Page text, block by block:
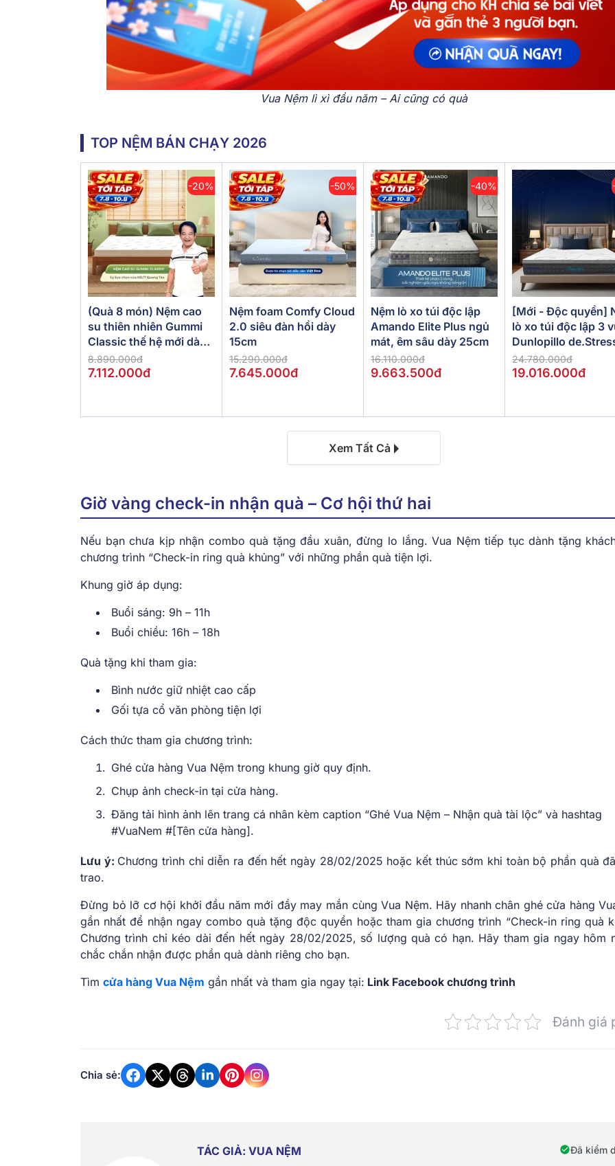
Vua Nệm lì xì đầu năm – Ai cũng có quà
TOP NỆM BÁN CHẠY 2026
-20%
(Quà 8 món) Nệm cao
su thiên nhiên Gummi
Classic thế hệ mới dày
5/10/15cm
8.890.000đ
7.112.000đ
-50%
Nệm foam Comfy Cloud
2.0 siêu đàn hồi dày
15cm
15.290.000đ
7.645.000đ
-40%
Nệm lò xo túi độc lập
Amando Elite Plus ngủ
mát, êm sâu dày 25cm
16.110.000đ
9.663.500đ
[Mới - Độc quyền]
lò xo túi độc lập 3
Dunlopillo
Powerful
24.780.000đ
19.016.000đ
Xem Tất Cả
Giờ vàng check-in nhận quà – Cơ hội thứ hai
Nếu bạn chưa kịp nhận combo quà tặng đầu xuân, đừng lo lắng. Vua Nệm tiếp tục dành tặng
chương trình “Check-in ring quà khủng” với những phần quà tiện lợi.
Khung giờ áp dụng:
Buổi sáng: 9h – 11h
Buổi chiều: 16h – 18h
Quà tặng khi tham gia:
Bình nước giữ nhiệt cao cấp
Gối tựa cổ văn phòng tiện lợi
Cách thức tham gia chương trình:
Ghé cửa hàng Vua Nệm trong khung giờ quy định.
Chụp ảnh check-in tại cửa hàng.
Đăng tải hình ảnh lên trang cá nhân kèm caption “Ghé Vua Nệm – Nhận quà tài lộc” và hashtag
#VuaNem #[Tên cửa hàng].
Lưu ý: Chương trình chỉ diễn ra đến hết ngày 28/02/2025 hoặc kết thúc sớm khi toàn bộ phần quà
trao.
Đừng bỏ lỡ cơ hội khởi đầu năm mới đầy may mắn cùng Vua Nệm. Hãy nhanh chân ghé cửa hàng
gần nhất để nhận ngay combo quà tặng độc quyền hoặc tham gia chương trình “Check-in ring quà
Chương trình chỉ kéo dài đến hết ngày 28/02/2025, số lượng quà có hạn. Hãy tham gia ngay hôm
chắc chắn nhận được phần quà dành riêng cho bạn.
Tìm cửa hàng Vua Nệm gần nhất và tham gia ngay tại: Link Facebook chương trình
Đánh giá
Chia sẻ:
TÁC GIẢ: VUA NỆM Đã kiểm